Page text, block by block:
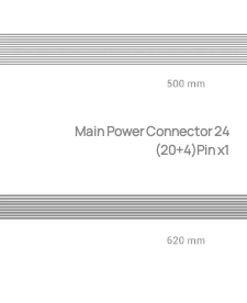
Main Power Connector 24
(20+4)Pin x1